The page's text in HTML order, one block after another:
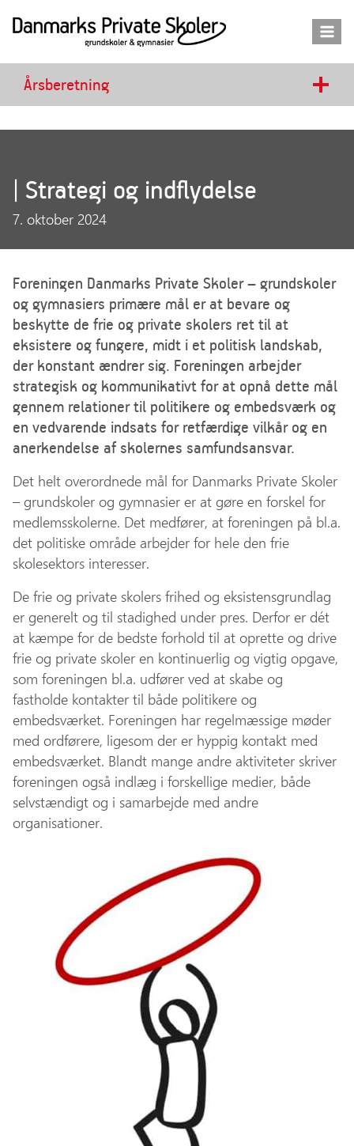
Årsberetning
| Strategi og indflydelse
7. oktober 2024
Foreningen Danmarks Private Skoler – grundskoler
og gymnasiers primære mål er at bevare og
beskytte de frie og private skolers ret til at
eksistere og fungere, midt i et politisk landskab,
der konstant ændrer sig. Foreningen arbejder
strategisk og kommunikativt for at opnå dette mål
gennem relationer til politikere og embedsværk og
en vedvarende indsats for retfærdige vilkår og en
anerkendelse af skolernes samfundsansvar.
Det helt overordnede mål for Danmarks Private Skoler
– grundskoler og gymnasier er at gøre en forskel for
medlemsskolerne. Det medfører, at foreningen på bl.a.
det politiske område arbejder for hele den frie
skolesektors interesser.
De frie og private skolers frihed og eksistensgrundlag
er generelt og til stadighed under pres. Derfor er dét
at kæmpe for de bedste forhold til at oprette og drive
frie og private skoler en kontinuerlig og vigtig opgave,
som foreningen bl.a. udfører ved at skabe og
fastholde kontakter til både politikere og
embedsværket. Foreningen har regelmæssige møder
med ordførere, ligesom der er hyppig kontakt med
embedsværket. Blandt mange andre aktiviteter skriver
foreningen også indlæg i forskellige medier, både
selvstændigt og i samarbejde med andre
organisationer.